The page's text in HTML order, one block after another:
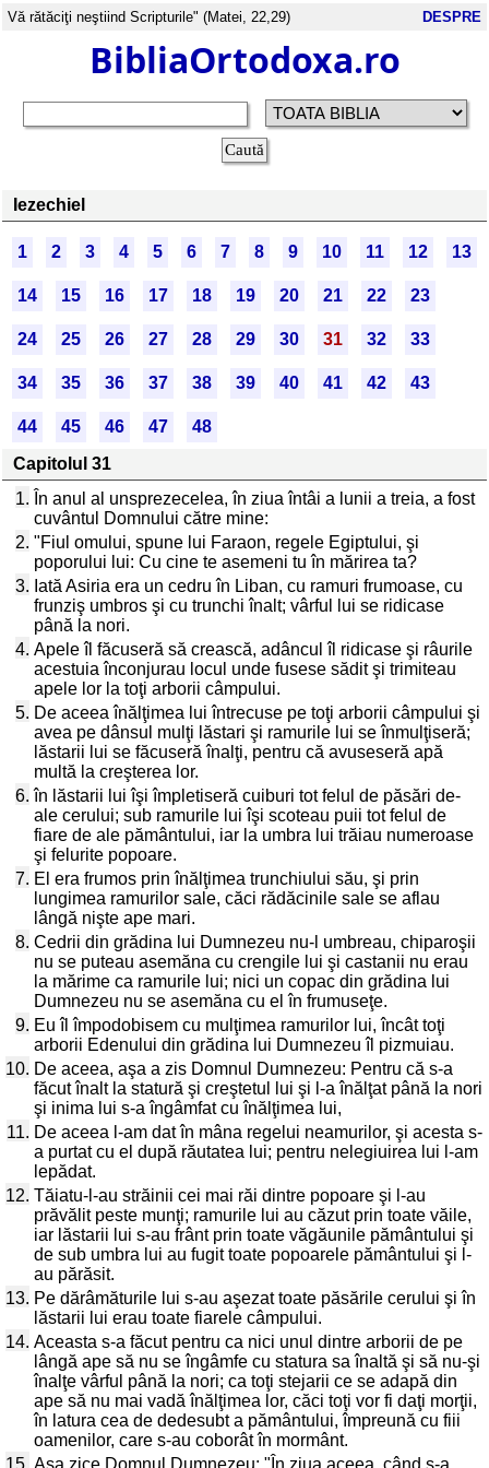
Vă rătăciţi neştiind Scripturile" (Matei, 22,29) DESPRE
BibliaOrtodoxa.ro
Iezechiel
1 2 3 4 5 6 7 8 9 10 11 12 13
14 15 16 17 18 19 20 21 22 23
24 25 26 27 28 29 30 31 32 33
34 35 36 37 38 39 40 41 42 43
44 45 46 47
48
Capitolul 31
1. În anul al unsprezecelea, în ziua întâi a lunii a treia, a fost
cuvântul Domnului către mine:
2. "Fiul omului, spune lui Faraon, regele Egiptului, şi
poporului lui: Cu cine te asemeni tu în mărirea ta?
3. Iată Asiria era un cedru în Liban, cu ramuri frumoase, cu
frunziş umbros şi cu trunchi înalt; vârful lui se ridicase
până la nori.
4. Apele îl făcuseră să crească, adâncul îl ridicase şi râurile
acestuia înconjurau locul unde fusese sădit şi trimiteau
apele lor la toţi arborii câmpului.
5. De aceea înălţimea lui întrecuse pe toţi arborii câmpului şi
avea pe dânsul mulţi lăstari şi ramurile lui se înmulţiseră;
lăstarii lui se făcuseră înalţi, pentru că avuseseră apă
multă la creşterea lor.
6. în lăstarii lui îşi împletiseră cuiburi tot felul de păsări de-
ale cerului; sub ramurile lui îşi scoteau puii tot felul de
fiare de ale pământului, iar la umbra lui trăiau numeroase
şi felurite popoare.
7. El era frumos prin înălţimea trunchiului său, şi prin
lungimea ramurilor sale, căci rădăcinile sale se aflau
lângă nişte ape mari.
8. Cedrii din grădina lui Dumnezeu nu-l umbreau, chiparoşii
nu se puteau asemăna cu crengile lui şi castanii nu erau
la mărime ca ramurile lui; nici un copac din grădina lui
Dumnezeu nu se asemăna cu el în frumuseţe.
9. Eu îl împodobisem cu mulţimea ramurilor lui, încât toţi
arborii Edenului din grădina lui Dumnezeu îl pizmuiau.
10. De aceea, aşa a zis Domnul Dumnezeu: Pentru că s-a
făcut înalt la statură şi creştetul lui şi l-a înălţat până la nori
şi inima lui s-a îngâmfat cu înălţimea lui,
11. De aceea l-am dat în mâna regelui neamurilor, şi acesta s-
a purtat cu el după răutatea lui; pentru nelegiuirea lui l-am
lepădat.
12. Tăiatu-l-au străinii cei mai răi dintre popoare şi l-au
prăvălit peste munţi; ramurile lui au căzut prin toate văile,
iar lăstarii lui s-au frânt prin toate văgăunile pământului şi
de sub umbra lui au fugit toate popoarele pământului şi l-
au părăsit.
13. Pe dărâmăturile lui s-au aşezat toate păsările cerului şi în
lăstarii lui erau toate fiarele câmpului.
14. Aceasta s-a făcut pentru ca nici unul dintre arborii de pe
lângă ape să nu se îngâmfe cu statura sa înaltă şi să nu-şi
înalţe vârful până la nori; ca toţi stejarii ce se adapă din
ape să nu mai vadă înălţimea lor, căci toţi vor fi daţi morţii,
în latura cea de dedesubt a pământului, împreună cu fiii
oamenilor, care s-au coborât în mormânt.
15. Aşa zice Domnul Dumnezeu: "În ziua aceea, când s-a